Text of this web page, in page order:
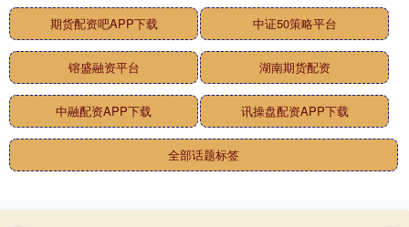
期货配资吧APP下载 中证50策略平台
镕盛融资平台 湖南期货配资
中融配资APP下载 讯操盘配资APP下载
全部话题标签